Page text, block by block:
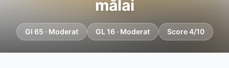
mălai
GI 65 · Moderat GL 16 · Moderat Score 4/10